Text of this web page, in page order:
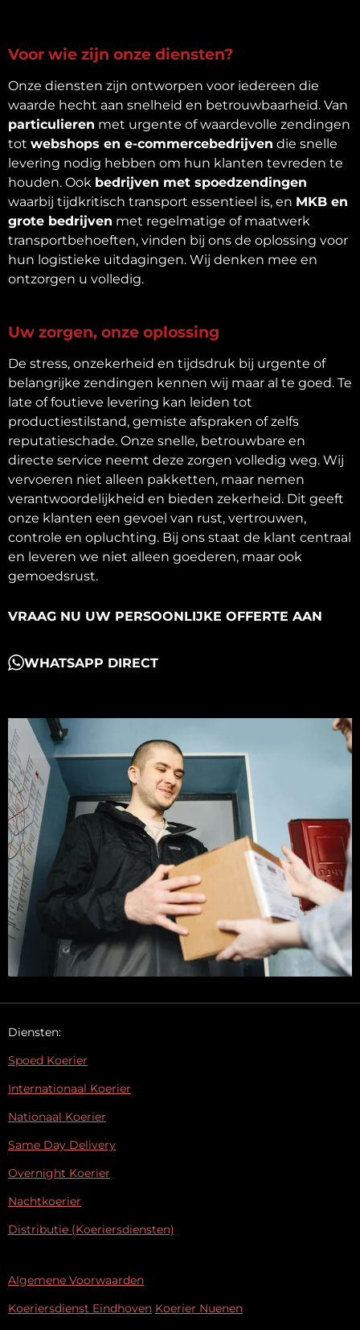
Voor wie zijn onze diensten?
Onze diensten zijn ontworpen voor iedereen die
waarde hecht aan snelheid en betrouwbaarheid. Van
particulieren met urgente of waardevolle zendingen
tot webshops en e-commercebedrijven die snelle
levering nodig hebben om hun klanten tevreden te
houden. Ook bedrijven met spoedzendingen
waarbij tijdkritisch transport essentieel is, en MKB en
grote bedrijven met regelmatige of maatwerk
transportbehoeften, vinden bij ons de oplossing voor
hun logistieke uitdagingen. Wij denken mee en
ontzorgen u volledig.
Uw zorgen, onze oplossing
De stress, onzekerheid en tijdsdruk bij urgente of
belangrijke zendingen kennen wij maar al te goed. Te
late of foutieve levering kan leiden tot
productiestilstand, gemiste afspraken of zelfs
reputatieschade. Onze snelle, betrouwbare en
directe service neemt deze zorgen volledig weg. Wij
vervoeren niet alleen pakketten, maar nemen
verantwoordelijkheid en bieden zekerheid. Dit geeft
onze klanten een gevoel van rust, vertrouwen,
controle en opluchting. Bij ons staat de klant centraal
en leveren we niet alleen goederen, maar ook
gemoedsrust.
VRAAG NU UW PERSOONLIJKE OFFERTE AAN
WHATSAPP DIRECT
Diensten:
Spoed Koerier
Internationaal Koerier
Nationaal Koerier
Same Day Delivery
Overnight Koerier
Nachtkoerier
Distributie (Koeriersdiensten)
Algemene Voorwaarden
Koeriersdienst Eindhoven Koerier Nuenen